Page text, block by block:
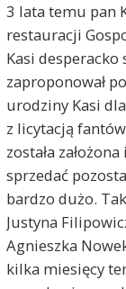
3 lata temu pan
restauracji
Kasi
zaproponował
urodziny Kasi
z licytacją
została
sprzedać
bardzo dużo.
Justyna
Agnieszka
kilka miesięcy